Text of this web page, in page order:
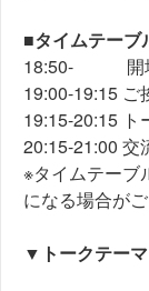
■タイムテーブ
18:50- 開
19:00-19:15 ご
19:15-20:15 ト
20:15-21:00 交
※タイムテーブ
になる場合がご
▼トークテー